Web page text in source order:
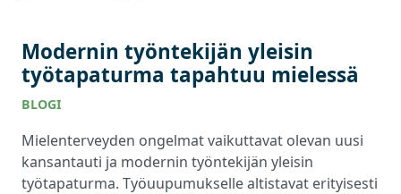
Modernin työntekijän yleisin
työtapaturma tapahtuu mielessä
BLOGI
Mielenterveyden ongelmat vaikuttavat olevan uusi
kansantauti ja modernin työntekijän yleisin
työtapaturma. Työuupumukselle altistavat erityisesti